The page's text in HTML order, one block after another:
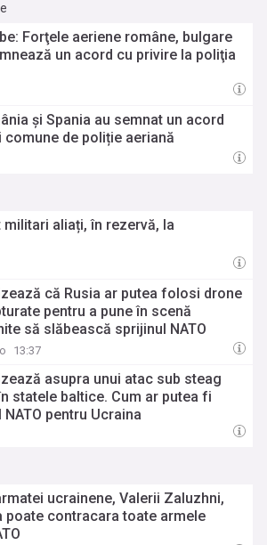
Forţele aeriene române, bulgare
un acord cu privire la poliţia
și Spania au semnat un acord
comune de poliție aeriană
militari aliați, în rezervă, la
că Rusia ar putea folosi drone
pentru a pune în scenă
să slăbească sprijinul NATO
13:37
asupra unui atac sub steag
statele baltice. Cum ar putea fi
pentru Ucraina
ucrainene, Valerii Zaluzhni,
poate contracara toate armele